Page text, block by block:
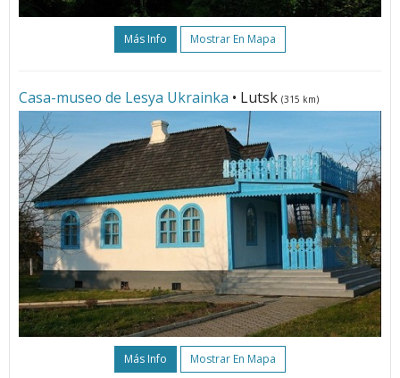
Más Info Mostrar En Mapa
Casa-museo de Lesya Ukrainka • Lutsk (315 km)
Más Info Mostrar En Mapa